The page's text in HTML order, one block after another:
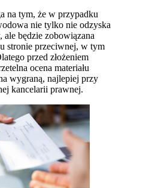
na tym, że w przypadku
nie tylko nie odzyska
będzie zobowiązana
stronie przeciwnej, w tym
przed złożeniem
ocena materiału
wygraną, najlepiej przy
kancelarii prawnej.